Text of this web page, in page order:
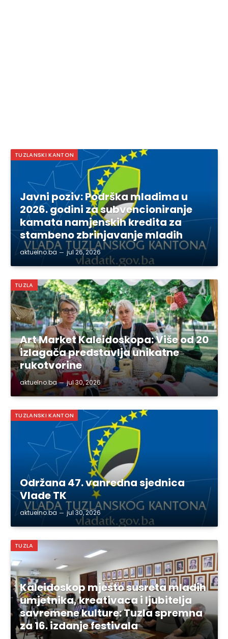
TUZLANSKI KANTON
Javni poziv: Podrška mladima u
2026. godini za subvencioniranje
kamata namjenskih kredita za
stambeno zbrinjavanje mladih
aktuelno.ba jul 26, 2026
TUZLA
Art Market Kaleidoskopa: Više od 20
izlagača predstavlja unikatne
rukotvorine
aktuelno.ba jul 30, 2026
TUZLANSKI KANTON
Održana 47. vanredna sjednica
Vlade TK
aktuelno.ba jul 30, 2026
TUZLA
Kaleidoskop mjesto susreta mladih
umjetnika, kreativaca i ljubitelja
savremene kulture: Tuzla spremna
za 16. izdanje festivala